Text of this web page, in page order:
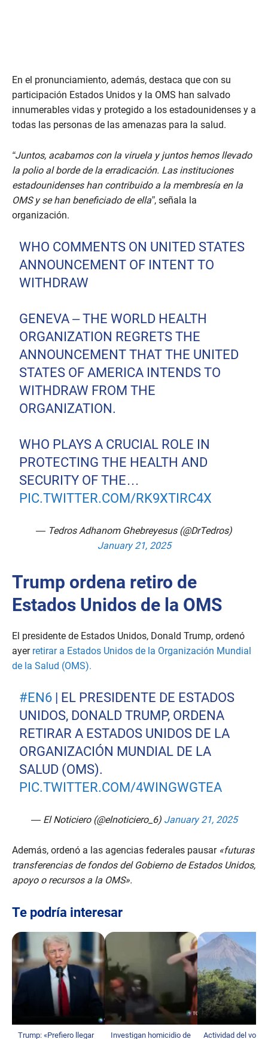
En el pronunciamiento, además, destaca que con su
participación Estados Unidos y la OMS han salvado
innumerables vidas y protegido a los estadounidenses y a
todas las personas de las amenazas para la salud.
“Juntos, acabamos con la viruela y juntos hemos llevado
la polio al borde de la erradicación. Las instituciones
estadounidenses han contribuido a la membresía en la
OMS y se han beneficiado de ella”, señala la
organización.
WHO COMMENTS ON UNITED STATES
ANNOUNCEMENT OF INTENT TO
WITHDRAW
GENEVA – THE WORLD HEALTH
ORGANIZATION REGRETS THE
ANNOUNCEMENT THAT THE UNITED
STATES OF AMERICA INTENDS TO
WITHDRAW FROM THE
ORGANIZATION.
WHO PLAYS A CRUCIAL ROLE IN
PROTECTING THE HEALTH AND
SECURITY OF THE…
PIC.TWITTER.COM/RK9XTIRC4X
— Tedros Adhanom Ghebreyesus (@DrTedros)
January 21, 2025
Trump ordena retiro de
Estados Unidos de la OMS
El presidente de Estados Unidos, Donald Trump, ordenó
ayer retirar a Estados Unidos de la Organización Mundial
de la Salud (OMS).
#EN6 | EL PRESIDENTE DE ESTADOS
UNIDOS, DONALD TRUMP, ORDENA
RETIRAR A ESTADOS UNIDOS DE LA
ORGANIZACIÓN MUNDIAL DE LA
SALUD (OMS).
PIC.TWITTER.COM/4WINGWGTEA
— El Noticiero (@elnoticiero_6) January 21, 2025
Además, ordenó a las agencias federales pausar «futuras
transferencias de fondos del Gobierno de Estados Unidos,
apoyo o recursos a la OMS».
Te podría interesar
Trump: «Prefiero llegar
Investigan homicidio de
Actividad del